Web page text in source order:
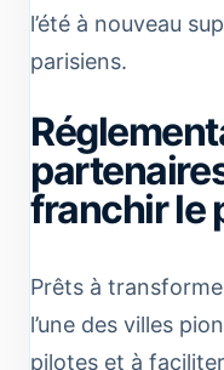
l’été à nouveau
parisiens.
franchir le
Prêts à
l’une des villes
pilotes et à